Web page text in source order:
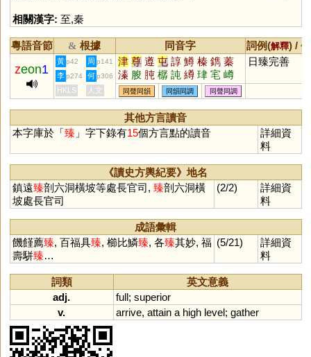
相關漢字: 至,秦
粵語音節 & 根據 同音字 詞例(解釋) /
zeon1
黃 p42 周 p141 津 尊 遵 屯 諄 鱒 榛 鐫 蓁
溱 朘 肫 樼 訰 繜 珒 宒 嶟
堻 鷷 潧 鐏 墫 瑧 鱆 啍 僎
轃 獉 窀 迍 忳 樽
日臻完善
李 p274 何 p306
HKLS 人文 同聲同韻 同韻同調 同聲同調
其他方言讀音
本字庫於「臻 」字下錄有15個方言點的讀音
詳細資
料
《讀史方輿紀要》地名
鎮遠臻剖六洞橫坡等處長官司, 臻剖六洞橫
坡處長官司
(2/2)
詳細資
料
成語彙輯
饑饉薦臻, 百福具臻, 櫛比鱗臻, 各臻其妙, 福
壽駢臻…
(5/21)
詳細資
料
詞類
英文意義
adj.
full; superior
v.
arrive, attain a high level; gather